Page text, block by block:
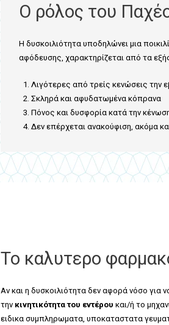
Ο ρόλος του
Η δυσκοιλιότητα υποδηλώνει μια
αφόδευσης, χαρακτηρίζεται από τα
Λιγότερες από τρείς κενώσεις
Σκληρά και αφυδατωμένα κόπρανα
Πόνος και δυσφορία κατά την
Δεν επέρχεται ανακούφιση, ακόμα
Το καλυτερο
Αν και η δυσκοιλιότητα δεν αφορά νόσο για
την κινητικότητα του εντέρου και/ή το
ειδικα συμπληρωματα, υποκαταστατα